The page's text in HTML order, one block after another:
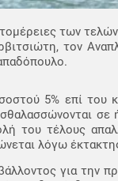
των
τον
5% επί του
του τέλους
λόγω
για την